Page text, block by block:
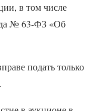
в том числе
№ 63-ФЗ «Об
подать только